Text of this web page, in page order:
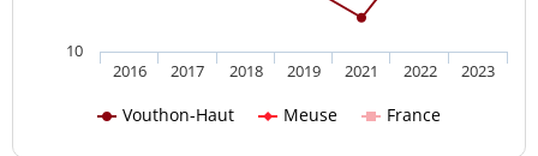
Vouthon-Haut Meuse France
2016 2017 2018 2019 2021 2022 2023
10